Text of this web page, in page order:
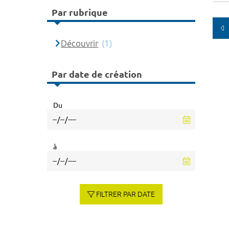
Par rubrique
Découvrir (1)
Par date de création
Du
à
FILTRER PAR DATE